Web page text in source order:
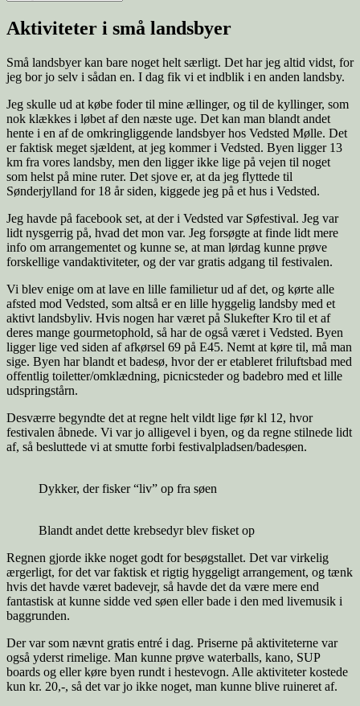
Aktiviteter i små landsbyer
Små landsbyer kan bare noget helt særligt. Det har jeg altid vidst, for
jeg bor jo selv i sådan en. I dag fik vi et indblik i en anden landsby.
Jeg skulle ud at købe foder til mine ællinger, og til de kyllinger, som
nok klækkes i løbet af den næste uge. Det kan man blandt andet
hente i en af de omkringliggende landsbyer hos Vedsted Mølle. Det
er faktisk meget sjældent, at jeg kommer i Vedsted. Byen ligger 13
km fra vores landsby, men den ligger ikke lige på vejen til noget
som helst på mine ruter. Det sjove er, at da jeg flyttede til
Sønderjylland for 18 år siden, kiggede jeg på et hus i Vedsted.
Jeg havde på facebook set, at der i Vedsted var Søfestival. Jeg var
lidt nysgerrig på, hvad det mon var. Jeg forsøgte at finde lidt mere
info om arrangementet og kunne se, at man lørdag kunne prøve
forskellige vandaktiviteter, og der var gratis adgang til festivalen.
Vi blev enige om at lave en lille familietur ud af det, og kørte alle
afsted mod Vedsted, som altså er en lille hyggelig landsby med et
aktivt landsbyliv. Hvis nogen har været på Slukefter Kro til et af
deres mange gourmetophold, så har de også været i Vedsted. Byen
ligger lige ved siden af afkørsel 69 på E45. Nemt at køre til, må man
sige. Byen har blandt et badesø, hvor der er etableret friluftsbad med
offentlig toiletter/omklædning, picnicsteder og badebro med et lille
udspringstårn.
Desværre begyndte det at regne helt vildt lige før kl 12, hvor
festivalen åbnede. Vi var jo alligevel i byen, og da regne stilnede lidt
af, så besluttede vi at smutte forbi festivalpladsen/badesøen.
Dykker, der fisker “liv” op fra søen
Blandt andet dette krebsedyr blev fisket op
Regnen gjorde ikke noget godt for besøgstallet. Det var virkelig
ærgerligt, for det var faktisk et rigtig hyggeligt arrangement, og tænk
hvis det havde været badevejr, så havde det da være mere end
fantastisk at kunne sidde ved søen eller bade i den med livemusik i
baggrunden.
Der var som nævnt gratis entré i dag. Priserne på aktiviteterne var
også yderst rimelige. Man kunne prøve waterballs, kano, SUP
boards og eller køre byen rundt i hestevogn. Alle aktiviteter kostede
kun kr. 20,-, så det var jo ikke noget, man kunne blive ruineret af.